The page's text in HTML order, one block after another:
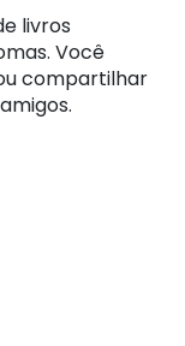
livros
Você
compartilhar